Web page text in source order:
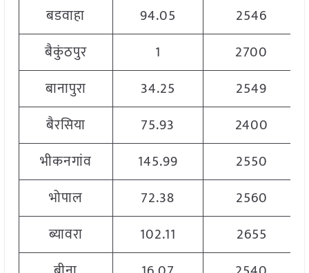
बडवाहा
94.05
2546
बैकुंठपुर
1
2700
बानापुरा
34.25
2549
बैरसिया
75.93
2400
भीकनगांव
145.99
2550
भोपाल
72.38
2560
ब्यावरा
102.11
2655